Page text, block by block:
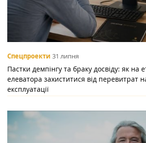
Спецпроекти 31 липня
Пастки демпінгу та браку досвіду: як на
елеватора захиститися від перевитрат
експлуатації